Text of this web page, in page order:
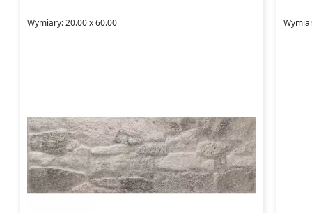
Wymiary: 20.00 x 60.00